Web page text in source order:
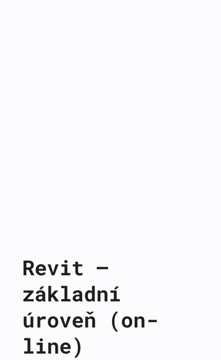
Revit –
základní
úroveň (on-
line)